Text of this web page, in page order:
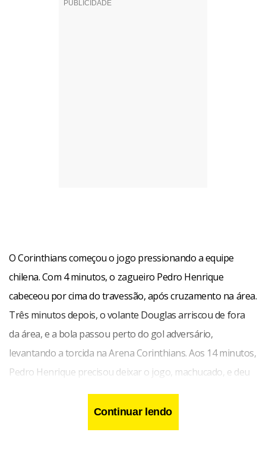
O Corinthians começou o jogo pressionando a equipe
chilena. Com 4 minutos, o zagueiro Pedro Henrique
cabeceou por cima do travessão, após cruzamento na área.
Três minutos depois, o volante Douglas arriscou de fora
da área, e a bola passou perto do gol adversário,
levantando a torcida na Arena Corinthians. Aos 14 minutos,
Pedro Henrique precisou deixar o jogo, machucado, e deu
lugar à Léo Santos.
Continuar lendo